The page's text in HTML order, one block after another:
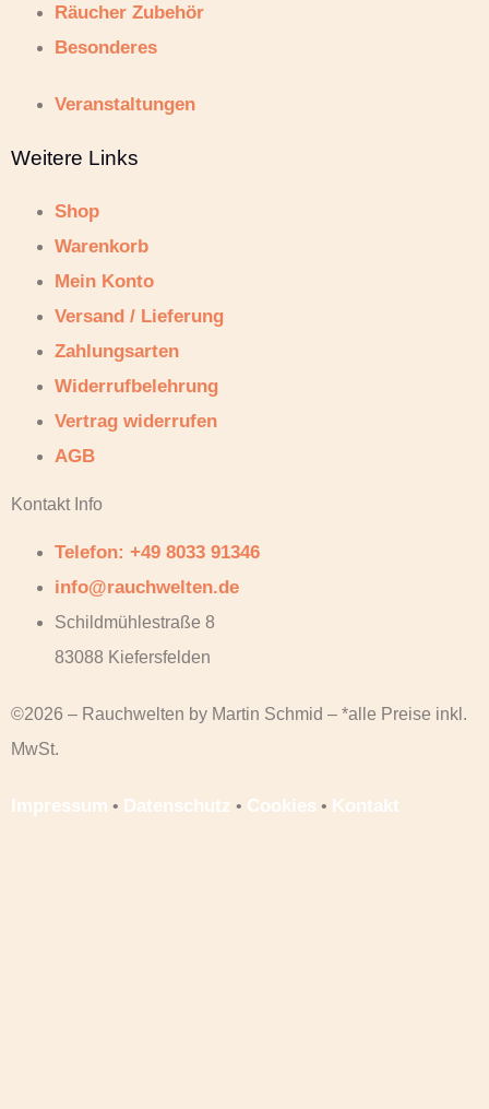
Räucher Zubehör
Besonderes
Veranstaltungen
Weitere Links
Shop
Warenkorb
Mein Konto
Versand / Lieferung
Zahlungsarten
Widerrufbelehrung
Vertrag widerrufen
AGB
Kontakt Info
Telefon: +49 8033 91346
info@rauchwelten.de
Schildmühlestraße 8
83088 Kiefersfelden
©2026 – Rauchwelten by Martin Schmid – *alle Preise inkl.
MwSt.
Impressum • Datenschutz • Cookies • Kontakt